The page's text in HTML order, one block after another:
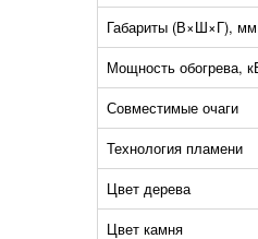
Габариты (В×Ш×Г), мм
Мощность обогрева,
Совместимые очаги
Технология пламени
Цвет дерева
Цвет камня